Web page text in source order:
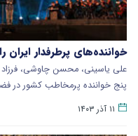
خواننده‌های پرطرفدار ایران
علی یاسینی، محسن چاوشی، فرزاد
پنج خواننده پرمخاطب کشور در
۱۱ آذر ۱۴۰۳